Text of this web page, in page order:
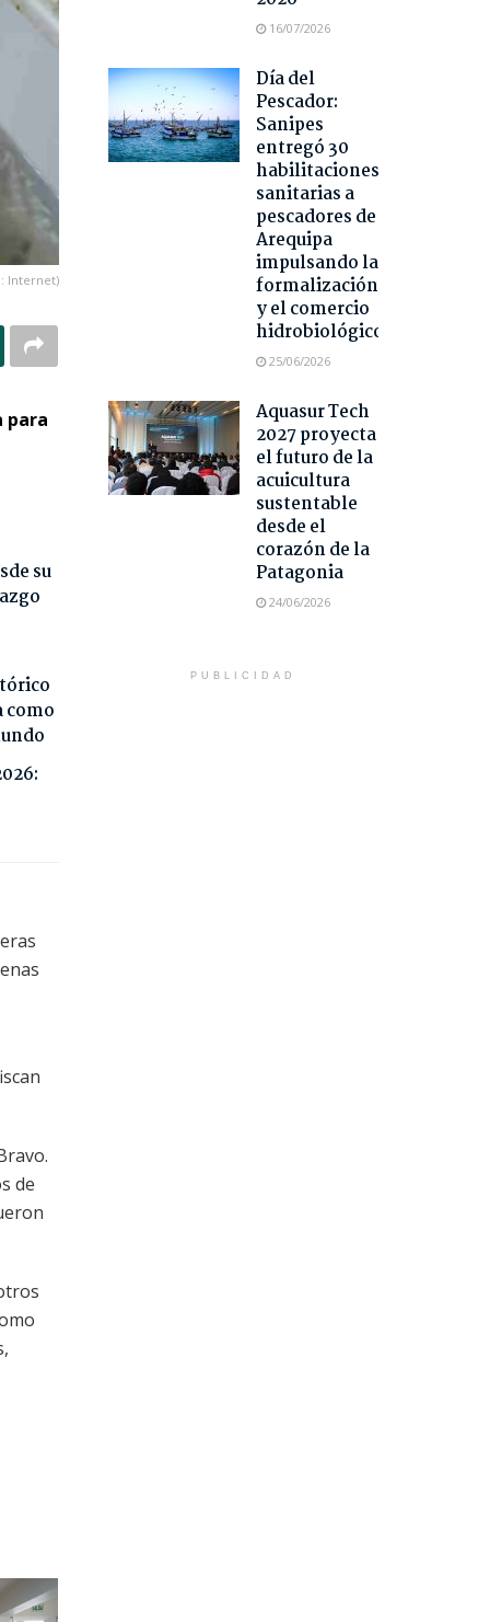
Internet)
para
su
como
de
16/07/2026
Día del
Pescador:
Sanipes
entregó 30
habilitaciones
sanitarias a
pescadores de
Arequipa
impulsando la
formalización
y el comercio
hidrobiológico
25/06/2026
Aquasur Tech
2027 proyecta
el futuro de la
acuicultura
sustentable
desde el
corazón de la
Patagonia
24/06/2026
PUBLICIDAD